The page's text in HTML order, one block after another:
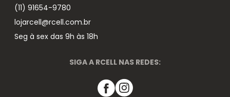
(11) 91654-9780
lojarcell@rcell.com.br
Seg à sex das 9h às 18h
SIGA A RCELL NAS REDES: